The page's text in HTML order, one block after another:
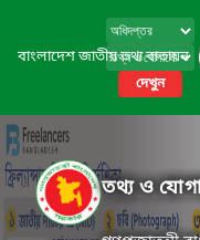
বাংলাদেশ জাতীয় তথ্য বাতায়ন
দেখুন
তথ্য ও